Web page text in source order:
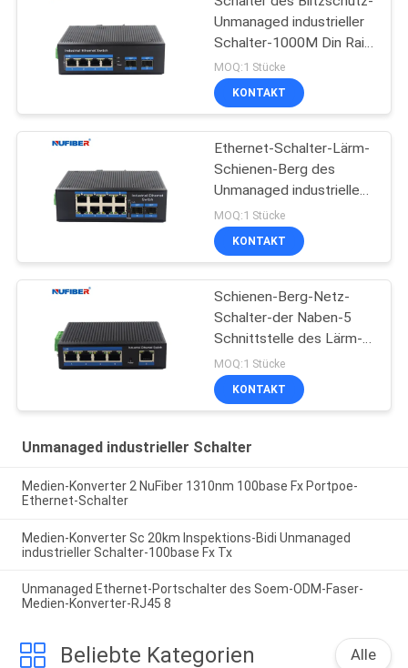
Unmanaged industrieller
Schalter-1000M Din Rail
Ethernet
MOQ:1 Stücke
KONTAKT
Ethernet-Schalter-Lärm-
Schienen-Berg des
Unmanaged industriellen
Schalter-8port
industrieller
MOQ:1 Stücke
KONTAKT
Schienen-Berg-Netz-
Schalter-der Naben-5
Schnittstelle des Lärm-
IP40 Hafen-des Gigabit-
Rj45 UTP
MOQ:1 Stücke
KONTAKT
Unmanaged industrieller Schalter
Medien-Konverter 2 NuFiber 1310nm 100base Fx Portpoe-
Ethernet-Schalter
Medien-Konverter Sc 20km Inspektions-Bidi Unmanaged
industrieller Schalter-100base Fx Tx
Unmanaged Ethernet-Portschalter des Soem-ODM-Faser-
Medien-Konverter-RJ45 8
Beliebte Kategorien Alle